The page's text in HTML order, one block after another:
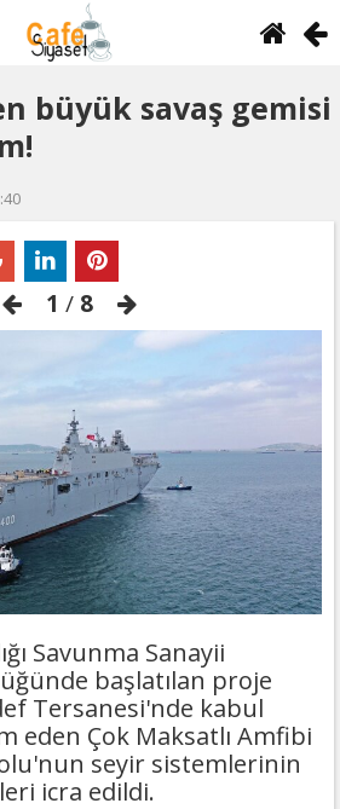
büyük savaş gemisi
1 / 8
Savunma Sanayii
başlatılan proje
Tersanesi'nde kabul
eden Çok Maksatlı Amfibi
seyir sistemlerinin
icra edildi.